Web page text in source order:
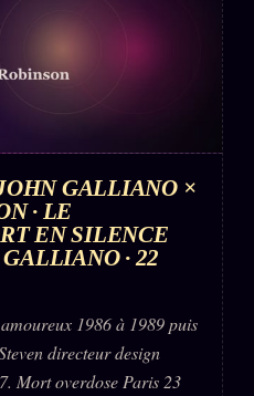
GALLIANO ×
· LE
EN SILENCE
· 22
1986 à 1989 puis
directeur design
Mort overdose Paris 23